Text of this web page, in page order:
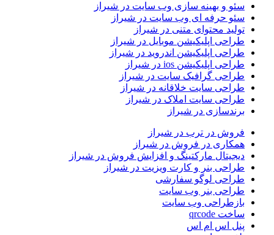
سئو و بهینه سازی وب سایت در شیراز
سئو حرفه ای وب سایت در شیراز
تولید محتوای متنی در شیراز
طراحی اپلیکیشن موبایل در شیراز
طراحی اپلیکیشن اندروید در شیراز
طراحی اپلیکیشن ios در شیراز
طراحی گرافیک سایت در شیراز
طراحی سایت خلاقانه در شیراز
طراحی سایت املاک در شیراز
برندسازی در شیراز
فروش در ترب در شیراز
همکاری در فروش در شیراز
دیجیتال مارکتینگ و افزایش فروش در شیراز
طراحی بنر و کارت ویزیت در شیراز
طراحی لوگو سفارشی
طراحی بنر وب سایت
بازطراحی وب سایت
ساخت qrcode
پنل اس ام اس